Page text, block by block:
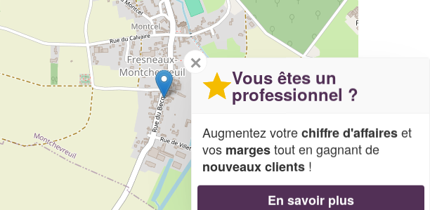
✕
Vous êtes un
professionnel ?
Augmentez votrechiffre d'affaireset
vos margestout en gagnant de
nouveaux clients !
En savoir plus